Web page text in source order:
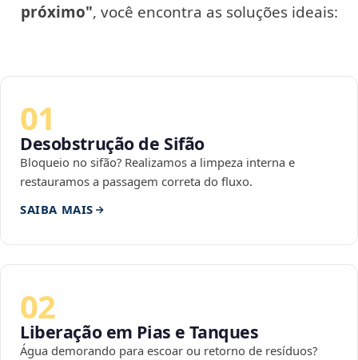
próximo", você encontra as soluções ideais:
01
Desobstrução de Sifão
Bloqueio no sifão? Realizamos a limpeza interna e
restauramos a passagem correta do fluxo.
SAIBA MAIS
02
Liberação em Pias e Tanques
Água demorando para escoar ou retorno de resíduos?